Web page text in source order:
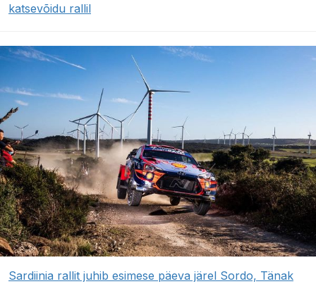
katsevõidu rallil
Sardiinia rallit juhib esimese päeva järel Sordo, Tänak